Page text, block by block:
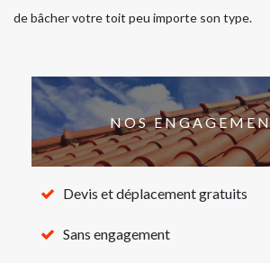
de bâcher votre toit peu importe son type.
NOS
Devis et déplacement gratuits
Sans engagement